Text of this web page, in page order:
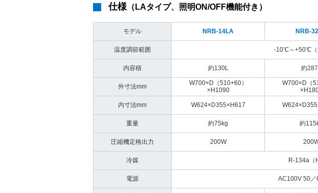
仕様 （LAタイプ、照明ON/OFF機能付き）
モデル NRB-14LA NRB-
温度調節範囲 -10℃～+50℃（
内容積 約130L 約
外寸法mm
W700×D（510+60）
×H1090
W700×D（
内寸法mm W624×D355×H617
重量 約75kg 約
圧縮機定格出力 200W
冷媒 R-134a（
電源 AC100V 50